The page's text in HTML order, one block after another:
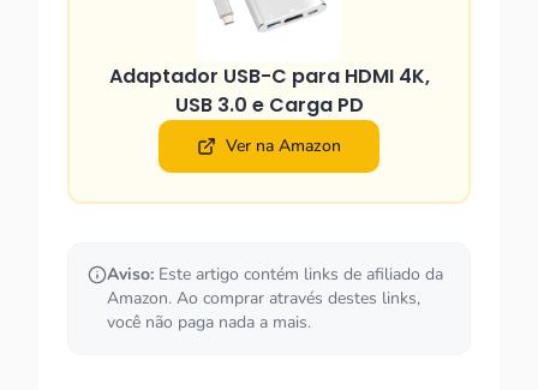
Adaptador USB-C para HDMI 4K,
USB 3.0 e Carga PD
Ver na Amazon
Aviso: Este artigo contém links de afiliado da
Amazon. Ao comprar através destes links,
você não paga nada a mais.